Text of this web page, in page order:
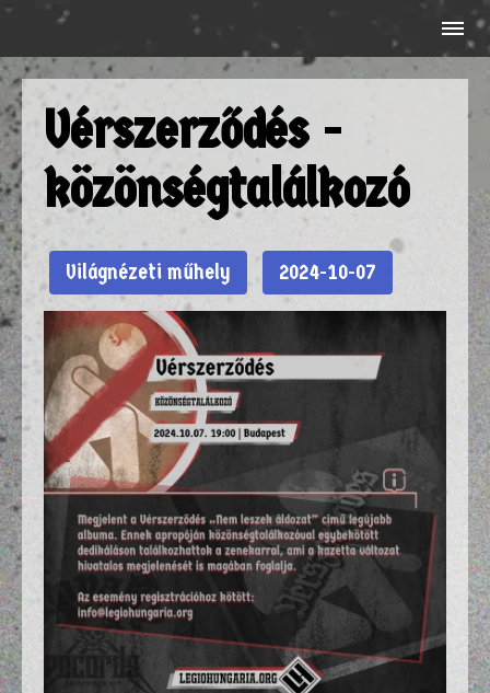
Vérszerződés -
közönségtalálkozó
Világnézeti műhely 2024-10-07